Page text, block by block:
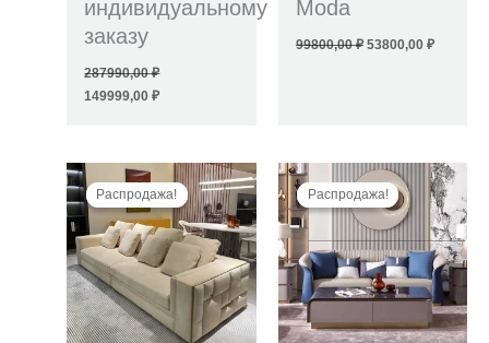
индивидуальному
заказу
287990,00₽
149999,00₽
Moda
99800,00₽ 53800,00 ₽
Распродажа!
Распродажа!
Первоначальная
цена
составляла
299800,00 ₽.
Текущая
цена:
108000,00 ₽.
Распродажа!
Распродажа!
Первоначальная
цена
составляла
99800,00 ₽.
Текущая
цена: